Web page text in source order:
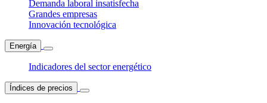
Demanda laboral insatisfecha
Grandes empresas
Innovación tecnológica
Energía
Indicadores del sector energético
Índices de precios